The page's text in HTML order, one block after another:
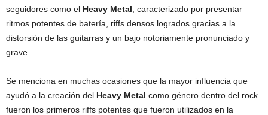
seguidores como el Heavy Metal , caracterizado por presentar
ritmos potentes de batería, riffs densos logrados gracias a la
distorsión de las guitarras y un bajo notoriamente pronunciado y
grave.
Se menciona en muchas ocasiones que la mayor influencia que
ayudó a la creación del Heavy Metal como género dentro del rock
fueron los primeros riffs potentes que fueron utilizados en la